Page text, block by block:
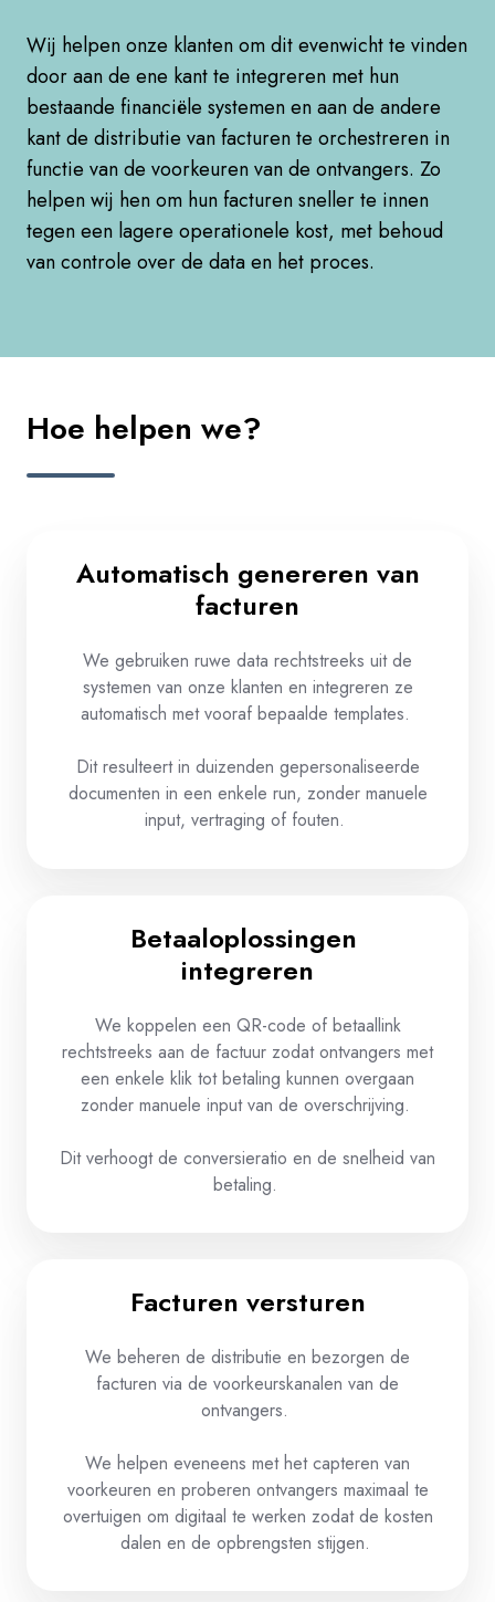
Wij helpen onze klanten om dit evenwicht te vinden
door aan de ene kant te integreren met hun
bestaande financiële systemen en aan de andere
kant de distributie van facturen te orchestreren in
functie van de voorkeuren van de ontvangers. Zo
helpen wij hen om hun facturen sneller te innen
tegen een lagere operationele kost, met behoud
van controle over de data en het proces.​
Hoe helpen we?
Automatisch genereren van
facturen​
We gebruiken ruwe data rechtstreeks uitde
systemen van onze klanten en integreren ze
automatisch metvooraf bepaalde templates.
Dit resulteertin duizenden gepersonaliseerde
documenten in een enkele run, zonder manuele
input, vertraging of fouten.
Betaaloplossingen ​
integreren​
We koppelen een QR-code of betaallink
rechtstreeks aan de factuur zodat ontvangers met
een enkele klik totbetaling kunnen overgaan
zonder manuele input van de overschrijving.
Dit verhoogtde conversieratio en de snelheid van
betaling.
Facturen versturen​
We beheren de distributie en bezorgen de
facturen via de voorkeurskanalen van de
ontvangers.
We helpen eveneens met hetcapteren van
voorkeuren en proberen ontvangers maximaal te
overtuigen om digitaal te werken zodatde kosten
dalen en de opbrengsten stijgen.